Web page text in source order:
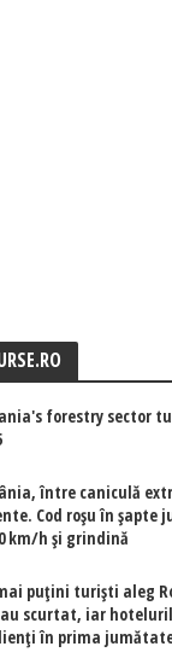
forestry sector
între caniculă
Cod roșu în șapte
km/h și grindină
puțini turiști aleg
scurtat, iar
în prima